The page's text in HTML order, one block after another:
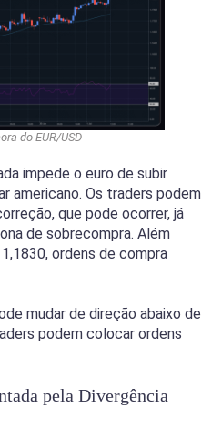
do EUR/USD
impede o euro de subir
americano. Os traders podem
que pode ocorrer, já
de sobrecompra. Além
ordens de compra
mudar de direção abaixo de
podem colocar ordens
pela Divergência